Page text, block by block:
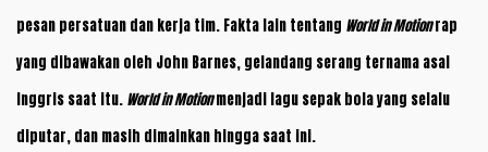
pesan persatuan dan kerja tim. Fakta lain tentang World in Motionrap
yang dibawakan oleh John Barnes, gelandang serang ternama asal
Inggris saat itu. World in Motionmenjadi lagu sepak bola yang selalu
diputar, dan masih dimainkan hingga saat ini.